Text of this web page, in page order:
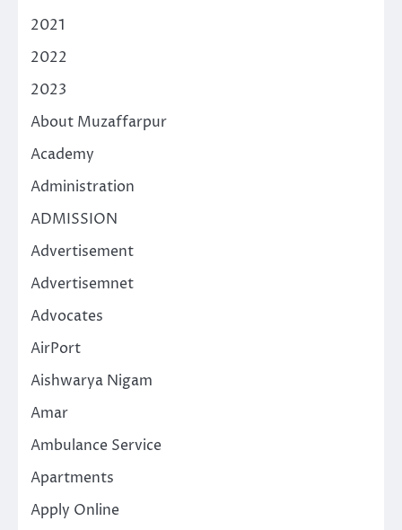
2021
2022
2023
About Muzaffarpur
Academy
Administration
ADMISSION
Advertisement
Advertisemnet
Advocates
AirPort
Aishwarya Nigam
Amar
Ambulance Service
Apartments
Apply Online